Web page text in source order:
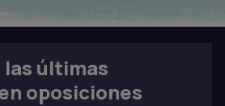
últimas
oposiciones